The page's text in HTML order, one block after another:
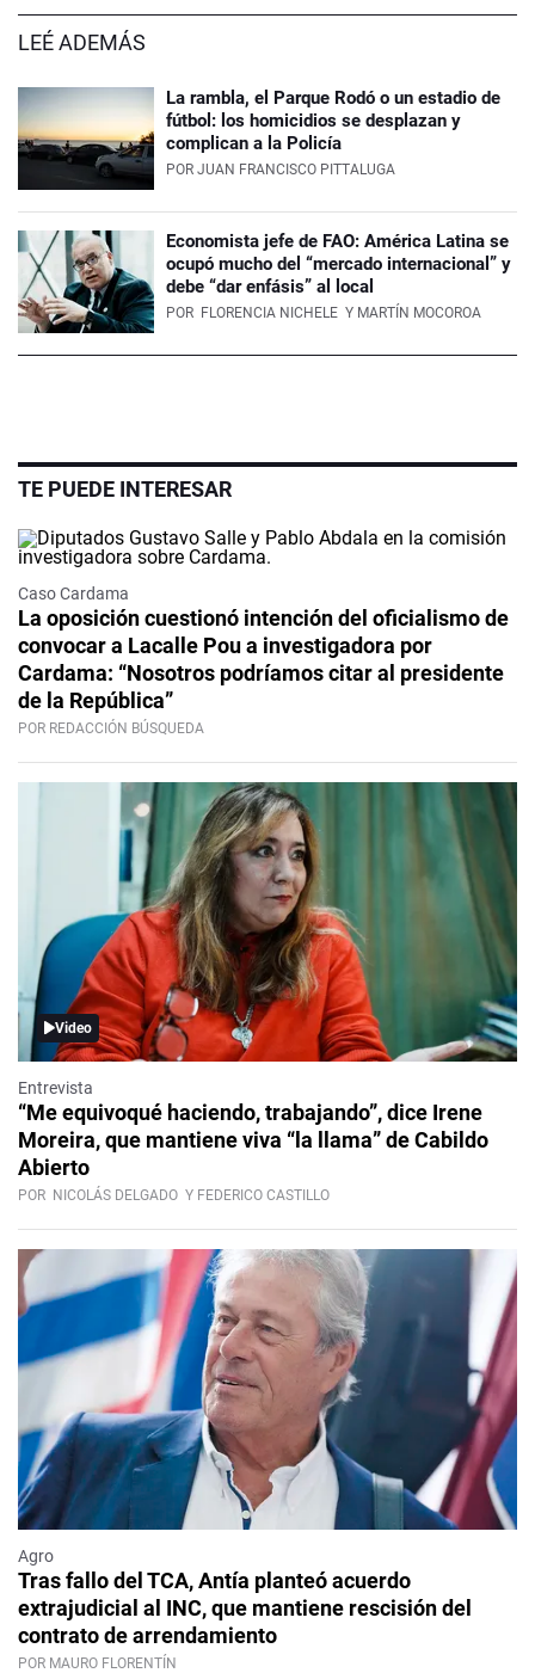
LEÉ ADEMÁS
La rambla, el Parque Rodó o un estadio de
fútbol: los homicidios se desplazan y
complican a la Policía
POR JUAN FRANCISCO PITTALUGA
Economista jefe de FAO: América Latina se
ocupó mucho del “mercado internacional” y
debe “dar enfásis” al local
POR FLORENCIA NICHELE Y MARTÍN MOCOROA
TE PUEDE INTERESAR
Caso Cardama
La oposición cuestionó intención del oficialismo de
convocar a Lacalle Pou a investigadora por
Cardama: “Nosotros podríamos citar al presidente
de la República”
POR REDACCIÓN BÚSQUEDA
Video
Entrevista
“Me equivoqué haciendo, trabajando”, dice Irene
Moreira, que mantiene viva “la llama” de Cabildo
Abierto
POR NICOLÁS DELGADO Y FEDERICO CASTILLO
Agro
Tras fallo del TCA, Antía planteó acuerdo
extrajudicial al INC, que mantiene rescisión del
contrato de arrendamiento
POR MAURO FLORENTÍN